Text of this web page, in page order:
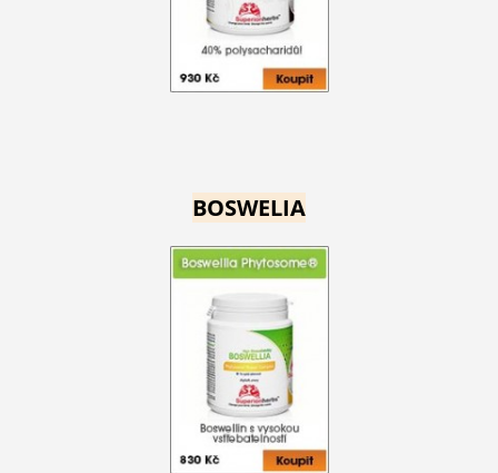
BOSWELIA